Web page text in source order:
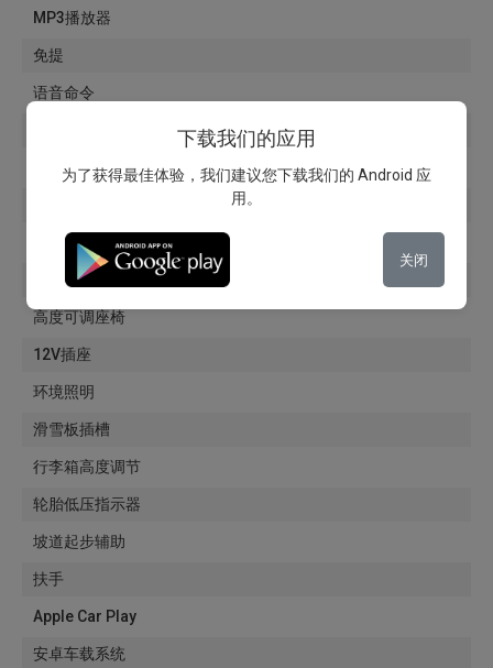
MP3播放器
免提
语音命令
虚拟白板
运动座椅
运动悬挂
高度可调座椅
12V插座
环境照明
滑雪板插槽
行李箱高度调节
轮胎低压指示器
坡道起步辅助
扶手
Apple Car Play
安卓车载系统
下载我们的应用
为了获得最佳体验，我们建议您下载我们的 Android 应
用。
关闭